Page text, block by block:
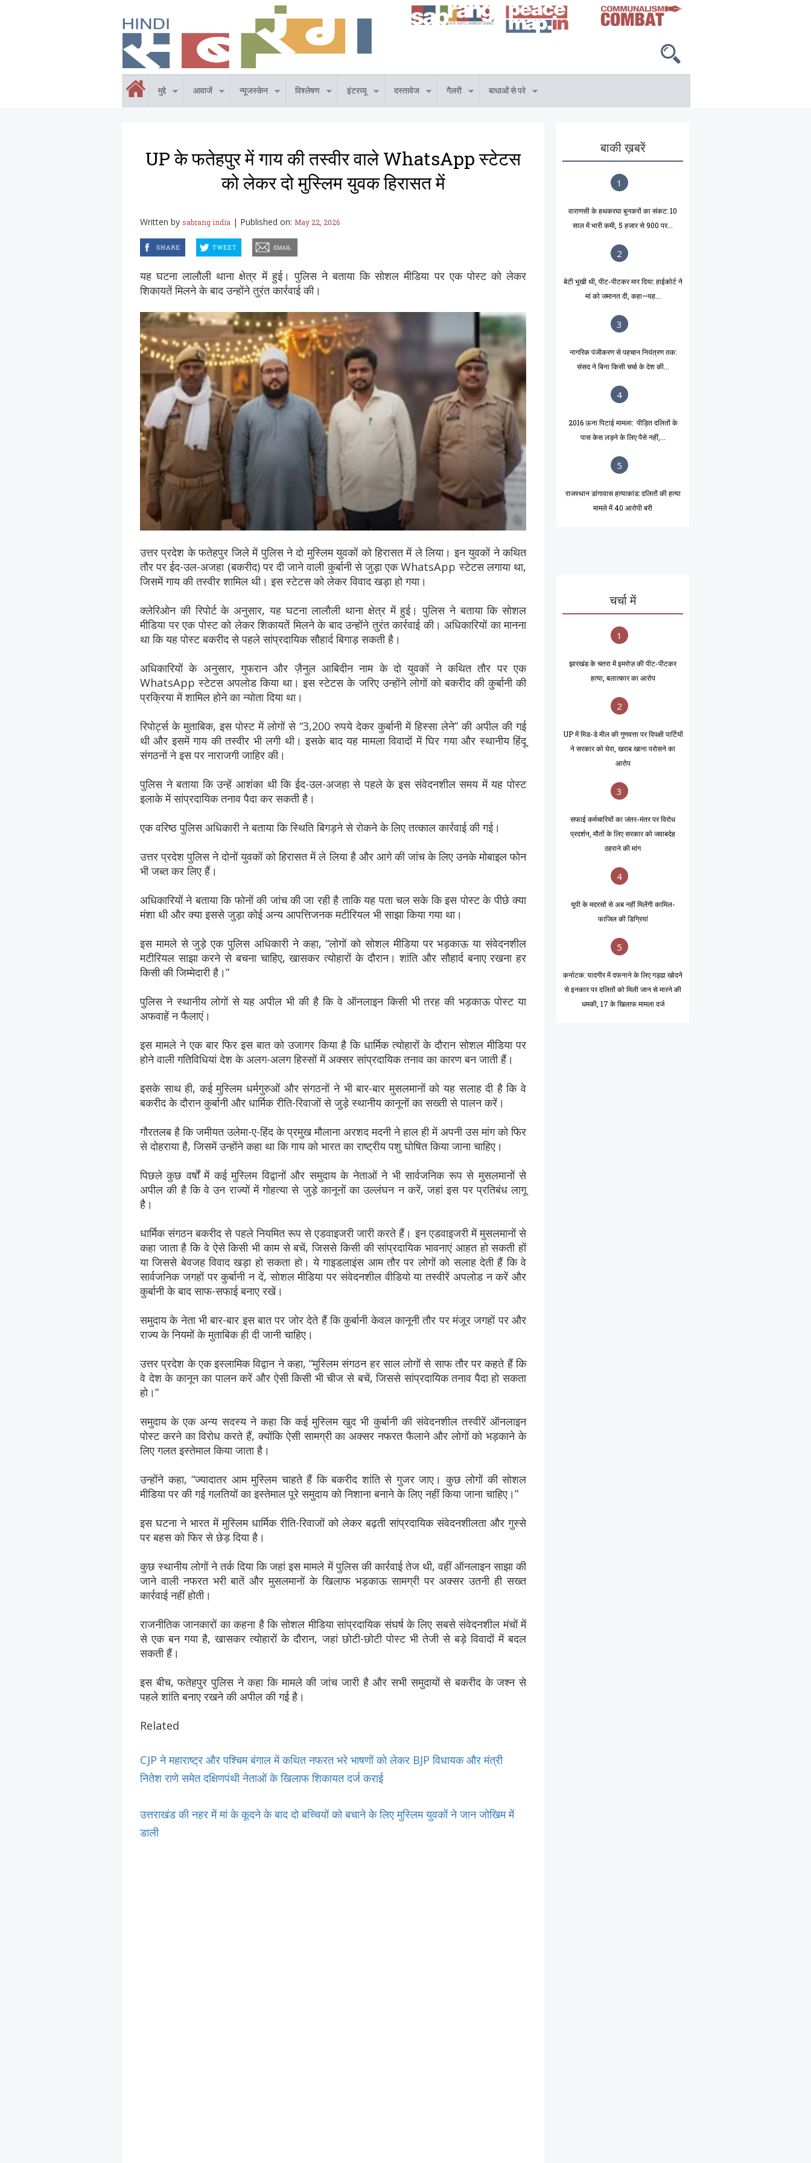
मुद्दे आवाजें न्यूजस्केन विश्लेषण इंटरव्यू दस्तावेज गैलरी बाधाओं से परे
UP के फतेहपुर में गाय की तस्वीर वाले WhatsApp स्टेटस
को लेकर दो मुस्लिम युवक हिरासत में
Written by sabrang india | Published on: May 22, 2026
यह घटना लालौली थाना क्षेत्र में हुई। पुलिस ने बताया कि सोशल मीडिया पर एक पोस्ट को लेकर
शिकायतें मिलने के बाद उन्होंने तुरंत कार्रवाई की।
उत्तर प्रदेश के फतेहपुर जिले में पुलिस ने दो मुस्लिम युवकों को हिरासत में ले लिया। इन युवकों ने कथित
तौर पर ईद-उल-अजहा (बकरीद) पर दी जाने वाली कुर्बानी से जुड़ा एक WhatsApp स्टेटस लगाया था,
जिसमें गाय की तस्वीर शामिल थी। इस स्टेटस को लेकर विवाद खड़ा हो गया।
क्लेरिओन की रिपोर्ट के अनुसार, यह घटना लालौली थाना क्षेत्र में हुई। पुलिस ने बताया कि सोशल
मीडिया पर एक पोस्ट को लेकर शिकायतें मिलने के बाद उन्होंने तुरंत कार्रवाई की। अधिकारियों का मानना
था कि यह पोस्ट बकरीद से पहले सांप्रदायिक सौहार्द बिगाड़ सकती है।
अधिकारियों के अनुसार, गुफरान और ज़ैनुल आबिदीन नाम के दो युवकों ने कथित तौर पर एक
WhatsApp स्टेटस अपलोड किया था। इस स्टेटस के जरिए उन्होंने लोगों को बकरीद की कुर्बानी की
प्रक्रिया में शामिल होने का न्योता दिया था।
रिपोर्ट्स के मुताबिक, इस पोस्ट में लोगों से “3,200 रुपये देकर कुर्बानी में हिस्सा लेने” की अपील की गई
थी और इसमें गाय की तस्वीर भी लगी थी। इसके बाद यह मामला विवादों में घिर गया और स्थानीय हिंदू
संगठनों ने इस पर नाराजगी जाहिर की।
पुलिस ने बताया कि उन्हें आशंका थी कि ईद-उल-अजहा से पहले के इस संवेदनशील समय में यह पोस्ट
इलाके में सांप्रदायिक तनाव पैदा कर सकती है।
एक वरिष्ठ पुलिस अधिकारी ने बताया कि स्थिति बिगड़ने से रोकने के लिए तत्काल कार्रवाई की गई।
उत्तर प्रदेश पुलिस ने दोनों युवकों को हिरासत में ले लिया है और आगे की जांच के लिए उनके मोबाइल फोन
भी जब्त कर लिए हैं।
अधिकारियों ने बताया कि फोनों की जांच की जा रही है ताकि यह पता चल सके कि इस पोस्ट के पीछे क्या
मंशा थी और क्या इससे जुड़ा कोई अन्य आपत्तिजनक मटीरियल भी साझा किया गया था।
इस मामले से जुड़े एक पुलिस अधिकारी ने कहा, “लोगों को सोशल मीडिया पर भड़काऊ या संवेदनशील
मटीरियल साझा करने से बचना चाहिए, खासकर त्योहारों के दौरान। शांति और सौहार्द बनाए रखना हर
किसी की जिम्मेदारी है।”
पुलिस ने स्थानीय लोगों से यह अपील भी की है कि वे ऑनलाइन किसी भी तरह की भड़काऊ पोस्ट या
अफवाहें न फैलाएं।
इस मामले ने एक बार फिर इस बात को उजागर किया है कि धार्मिक त्योहारों के दौरान सोशल मीडिया पर
होने वाली गतिविधियां देश के अलग-अलग हिस्सों में अक्सर सांप्रदायिक तनाव का कारण बन जाती हैं।
इसके साथ ही, कई मुस्लिम धर्मगुरुओं और संगठनों ने भी बार-बार मुसलमानों को यह सलाह दी है कि वे
बकरीद के दौरान कुर्बानी और धार्मिक रीति-रिवाजों से जुड़े स्थानीय कानूनों का सख्ती से पालन करें।
गौरतलब है कि जमीयत उलेमा-ए-हिंद के प्रमुख मौलाना अरशद मदनी ने हाल ही में अपनी उस मांग को फिर
से दोहराया है, जिसमें उन्होंने कहा था कि गाय को भारत का राष्ट्रीय पशु घोषित किया जाना चाहिए।
पिछले कुछ वर्षों में कई मुस्लिम विद्वानों और समुदाय के नेताओं ने भी सार्वजनिक रूप से मुसलमानों से
अपील की है कि वे उन राज्यों में गोहत्या से जुड़े कानूनों का उल्लंघन न करें, जहां इस पर प्रतिबंध लागू
है।
धार्मिक संगठन बकरीद से पहले नियमित रूप से एडवाइजरी जारी करते हैं। इन एडवाइजरी में मुसलमानों से
कहा जाता है कि वे ऐसे किसी भी काम से बचें, जिससे किसी की सांप्रदायिक भावनाएं आहत हो सकती हों
या जिससे बेवजह विवाद खड़ा हो सकता हो। ये गाइडलाइंस आम तौर पर लोगों को सलाह देती हैं कि वे
सार्वजनिक जगहों पर कुर्बानी न दें, सोशल मीडिया पर संवेदनशील वीडियो या तस्वीरें अपलोड न करें और
कुर्बानी के बाद साफ-सफाई बनाए रखें।
समुदाय के नेता भी बार-बार इस बात पर जोर देते हैं कि कुर्बानी केवल कानूनी तौर पर मंजूर जगहों पर और
राज्य के नियमों के मुताबिक ही दी जानी चाहिए।
उत्तर प्रदेश के एक इस्लामिक विद्वान ने कहा, “मुस्लिम संगठन हर साल लोगों से साफ तौर पर कहते हैं कि
वे देश के कानून का पालन करें और ऐसी किसी भी चीज से बचें, जिससे सांप्रदायिक तनाव पैदा हो सकता
हो।”
समुदाय के एक अन्य सदस्य ने कहा कि कई मुस्लिम खुद भी कुर्बानी की संवेदनशील तस्वीरें ऑनलाइन
पोस्ट करने का विरोध करते हैं, क्योंकि ऐसी सामग्री का अक्सर नफरत फैलाने और लोगों को भड़काने के
लिए गलत इस्तेमाल किया जाता है।
उन्होंने कहा, “ज्यादातर आम मुस्लिम चाहते हैं कि बकरीद शांति से गुजर जाए। कुछ लोगों की सोशल
मीडिया पर की गई गलतियों का इस्तेमाल पूरे समुदाय को निशाना बनाने के लिए नहीं किया जाना चाहिए।”
इस घटना ने भारत में मुस्लिम धार्मिक रीति-रिवाजों को लेकर बढ़ती सांप्रदायिक संवेदनशीलता और गुस्से
पर बहस को फिर से छेड़ दिया है।
कुछ स्थानीय लोगों ने तर्क दिया कि जहां इस मामले में पुलिस की कार्रवाई तेज थी, वहीं ऑनलाइन साझा की
जाने वाली नफरत भरी बातें और मुसलमानों के खिलाफ भड़काऊ सामग्री पर अक्सर उतनी ही सख्त
कार्रवाई नहीं होती।
राजनीतिक जानकारों का कहना है कि सोशल मीडिया सांप्रदायिक संघर्ष के लिए सबसे संवेदनशील मंचों में
से एक बन गया है, खासकर त्योहारों के दौरान, जहां छोटी-छोटी पोस्ट भी तेजी से बड़े विवादों में बदल
सकती हैं।
इस बीच, फतेहपुर पुलिस ने कहा कि मामले की जांच जारी है और सभी समुदायों से बकरीद के जश्न से
पहले शांति बनाए रखने की अपील की गई है।
Related
CJP ने महाराष्ट्र और पश्चिम बंगाल में कथित नफरत भरे भाषणों को लेकर BJP विधायक और मंत्री
नितेश राणे समेत दक्षिणपंथी नेताओं के खिलाफ शिकायत दर्ज कराई
उत्तराखंड की नहर में मां के कूदने के बाद दो बच्चियों को बचाने के लिए मुस्लिम युवकों ने जान जोखिम में
डाली
बाकी ख़बरें
1
वाराणसी के हथकरघा बुनकरों का संकट: 10
साल में भारी कमी, 5 हजार से 900 पर...
2
बेटी भूखी थी, पीट-पीटकर मार दिया: हाईकोर्ट ने
मां को जमानत दी, कहा—यह...
3
नागरिक पंजीकरण से पहचान नियंत्रण तक:
संसद ने बिना किसी चर्चा के देश की...
4
2016 ऊना पिटाई मामला: पीड़ित दलितों के
पास केस लड़ने के लिए पैसे नहीं,...
5
राजस्थान डांगावास हत्याकांड: दलितों की हत्या
मामले में 40 आरोपी बरी
चर्चा में
1
झारखंड के चतरा में इमरोज़ की पीट-पीटकर
हत्या, बलात्कार का आरोप
2
UP में मिड-डे मील की गुणवत्ता पर विपक्षी पार्टियों
ने सरकार को घेरा, खराब खाना परोसने का
आरोप
3
सफाई कर्मचारियों का जंतर-मंतर पर विरोध
प्रदर्शन, मौतों के लिए सरकार को जवाबदेह
ठहराने की मांग
4
यूपी के मदरसों से अब नहीं मिलेंगी कामिल-
फाजिल की डिग्रियां
5
कर्नाटक: यादगीर में दफनाने के लिए गड्ढा खोदने
से इनकार पर दलितों को मिली जान से मारने की
धमकी, 17 के खिलाफ मामला दर्ज